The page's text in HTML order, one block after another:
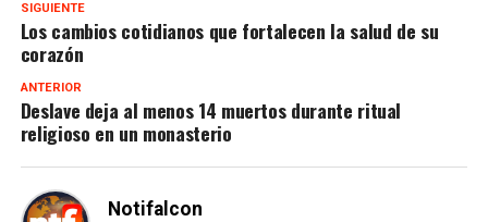
SIGUIENTE
Los cambios cotidianos que fortalecen la salud de su
corazón
ANTERIOR
Deslave deja al menos 14 muertos durante ritual
religioso en un monasterio
Notifalcon